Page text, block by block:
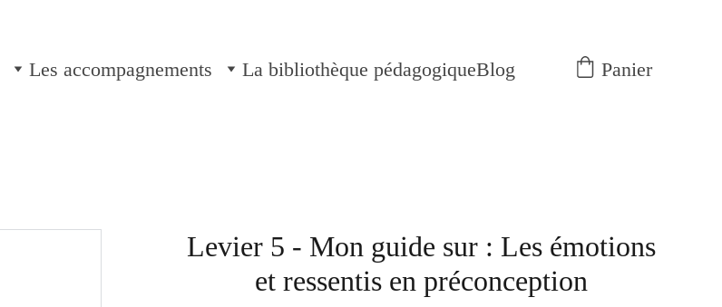
Les accompagnements La bibliothèque pédagogiqueBlog Panier
Levier 5 - Mon guide sur : Les émotions
et ressentis en préconception